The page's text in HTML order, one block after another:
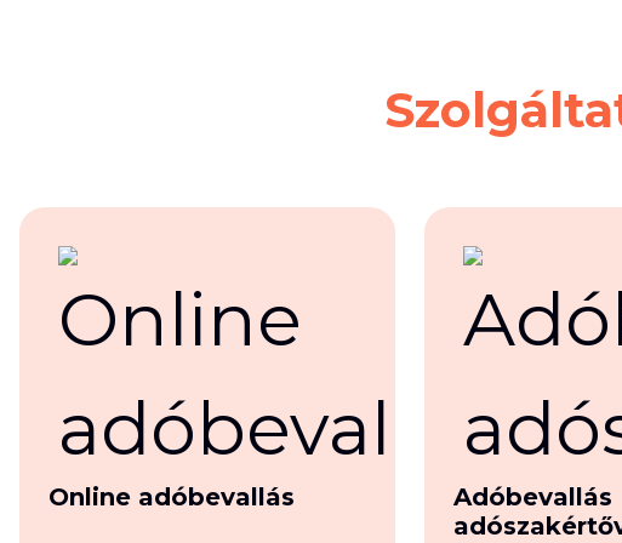
Online adóbevallás
Adóbevallás